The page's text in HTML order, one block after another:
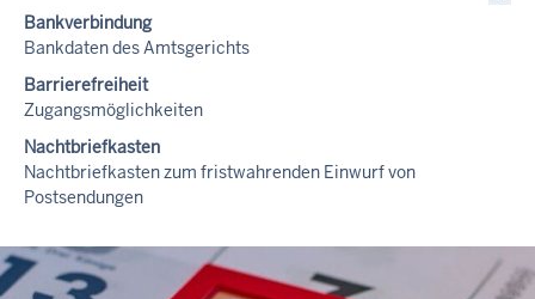
Bankverbindung
Bankdaten des Amtsgerichts
Barrierefreiheit
Zugangsmöglichkeiten
Nachtbriefkasten
Nachtbriefkasten zum fristwahrenden Einwurf von
Postsendungen